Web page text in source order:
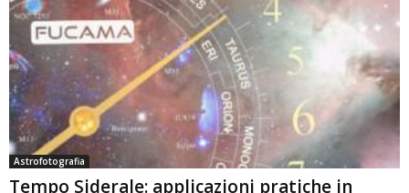
Astrofotografia
Tempo Siderale: applicazioni pratiche in